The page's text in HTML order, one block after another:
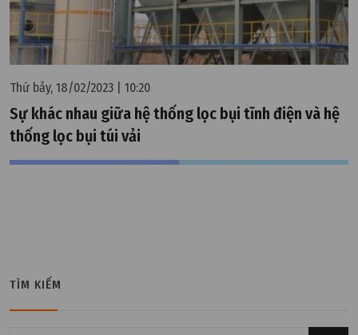
Thứ bảy, 18/02/2023 | 10:20
Sự khác nhau giữa hệ thống lọc bụi tĩnh điện và hệ
thống lọc bụi túi vải
TÌM KIẾM